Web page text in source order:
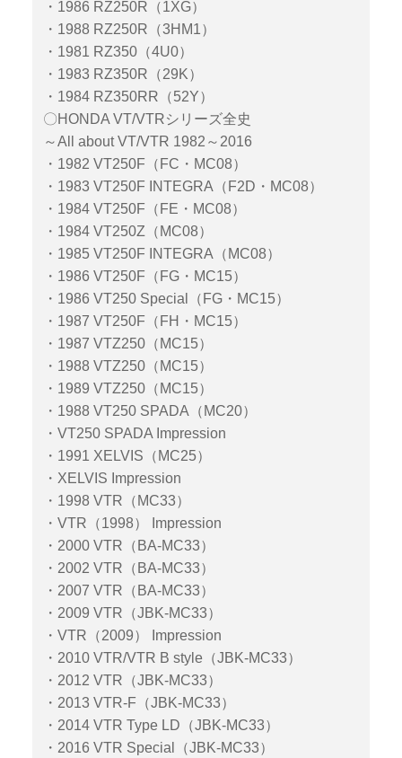
・1986 RZ250R（1XG）
・1988 RZ250R（3HM1）
・1981 RZ350（4U0）
・1983 RZ350R（29K）
・1984 RZ350RR（52Y）
〇HONDA VT/VTRシリーズ全史
～All about VT/VTR 1982～2016
・1982 VT250F（FC・MC08）
・1983 VT250F INTEGRA（F2D・MC08）
・1984 VT250F（FE・MC08）
・1984 VT250Z（MC08）
・1985 VT250F INTEGRA（MC08）
・1986 VT250F（FG・MC15）
・1986 VT250 Special（FG・MC15）
・1987 VT250F（FH・MC15）
・1987 VTZ250（MC15）
・1988 VTZ250（MC15）
・1989 VTZ250（MC15）
・1988 VT250 SPADA（MC20）
・VT250 SPADA Impression
・1991 XELVIS（MC25）
・XELVIS Impression
・1998 VTR（MC33）
・VTR（1998） Impression
・2000 VTR（BA-MC33）
・2002 VTR（BA-MC33）
・2007 VTR（BA-MC33）
・2009 VTR（JBK-MC33）
・VTR（2009） Impression
・2010 VTR/VTR B style（JBK-MC33）
・2012 VTR（JBK-MC33）
・2013 VTR-F（JBK-MC33）
・2014 VTR Type LD（JBK-MC33）
・2016 VTR Special（JBK-MC33）